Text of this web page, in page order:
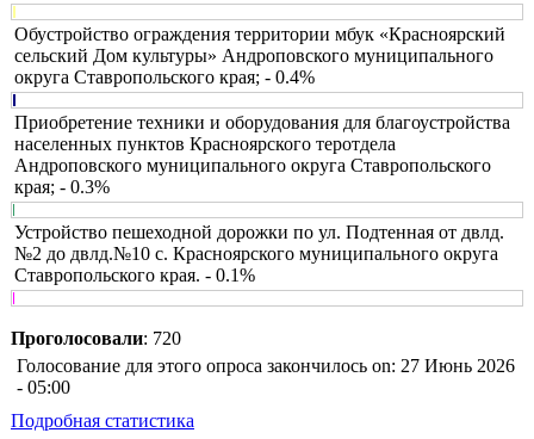
Обустройство ограждения территории мбук «Красноярский
сельский Дом культуры» Андроповского муниципального
округа Ставропольского края; - 0.4%
Приобретение техники и оборудования для благоустройства
населенных пунктов Красноярского теротдела
Андроповского муниципального округа Ставропольского
края; - 0.3%
Устройство пешеходной дорожки по ул. Подтенная от двлд.
№2 до двлд.№10 с. Красноярского муниципального округа
Ставропольского края. - 0.1%
Проголосовали: 720
Голосование для этого опроса закончилось on: 27 Июнь 2026
- 05:00
Подробная статистика